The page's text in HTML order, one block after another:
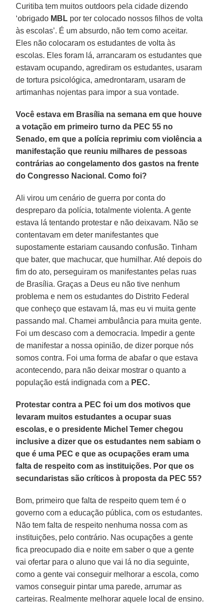
Curitiba tem muitos outdoors pela cidade dizendo
‘obrigado MBL por ter colocado nossos filhos de volta
às escolas’. É um absurdo, não tem como aceitar.
Eles não colocaram os estudantes de volta às
escolas. Eles foram lá, arrancaram os estudantes que
estavam ocupando, agrediram os estudantes, usaram
de tortura psicológica, amedrontaram, usaram de
artimanhas nojentas para impor a sua vontade.
Você estava em Brasília na semana em que houve
a votação em primeiro turno da PEC 55 no
Senado, em que a polícia reprimiu com violência a
manifestação que reuniu milhares de pessoas
contrárias ao congelamento dos gastos na frente
do Congresso Nacional. Como foi?
Ali virou um cenário de guerra por conta do
despreparo da polícia, totalmente violenta. A gente
estava lá tentando protestar e não deixavam. Não se
contentavam em deter manifestantes que
supostamente estariam causando confusão. Tinham
que bater, que machucar, que humilhar. Até depois do
fim do ato, perseguiram os manifestantes pelas ruas
de Brasília. Graças a Deus eu não tive nenhum
problema e nem os estudantes do Distrito Federal
que conheço que estavam lá, mas eu vi muita gente
passando mal. Chamei ambulância para muita gente.
Foi um descaso com a democracia. Impedir a gente
de manifestar a nossa opinião, de dizer porque nós
somos contra. Foi uma forma de abafar o que estava
acontecendo, para não deixar mostrar o quanto a
população está indignada com a PEC.
Protestar contra a PEC foi um dos motivos que
levaram muitos estudantes a ocupar suas
escolas, e o presidente Michel Temer chegou
inclusive a dizer que os estudantes nem sabiam o
que é uma PEC e que as ocupações eram uma
falta de respeito com as instituições. Por que os
secundaristas são críticos à proposta da PEC 55?
Bom, primeiro que falta de respeito quem tem é o
governo com a educação pública, com os estudantes.
Não tem falta de respeito nenhuma nossa com as
instituições, pelo contrário. Nas ocupações a gente
fica preocupado dia e noite em saber o que a gente
vai ofertar para o aluno que vai lá no dia seguinte,
como a gente vai conseguir melhorar a escola, como
vamos conseguir pintar uma parede, arrumar as
carteiras. Realmente melhorar aquele local de ensino.